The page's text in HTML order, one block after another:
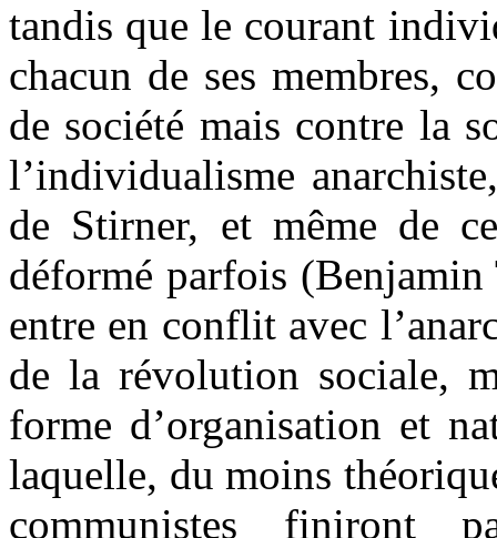
tandis que le courant
chacun de ses membres,
de société mais contre la
l’individualisme
de Stirner, et même de
déformé parfois
entre en conflit avec
de la révolution sociale,
forme d’organisation et
laquelle, du moins
communistes finiront